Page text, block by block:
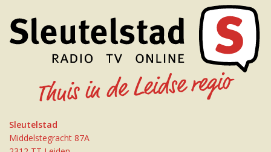
Sleutelstad
Middelstegracht 87A